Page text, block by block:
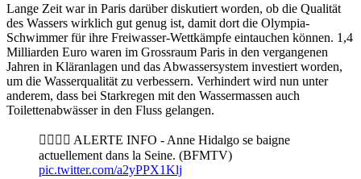
Lange Zeit war in Paris darüber diskutiert worden, ob die Qualität
des Wassers wirklich gut genug ist, damit dort die Olympia-
Schwimmer für ihre Freiwasser-Wettkämpfe eintauchen können. 1,4
Milliarden Euro waren im Grossraum Paris in den vergangenen
Jahren in Kläranlagen und das Abwassersystem investiert worden,
um die Wasserqualität zu verbessern. Verhindert wird nun unter
anderem, dass bei Starkregen mit den Wassermassen auch
Toilettenabwässer in den Fluss gelangen.
🏊‍♀️🇫🇷 ALERTE INFO - Anne Hidalgo se baigne
actuellement dans la Seine. (BFMTV)
pic.twitter.com/a2yPPX1Klj